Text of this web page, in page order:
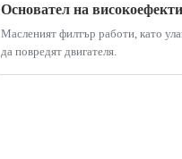
Основател на
Масленият филтър работи, като
да повредят двигателя.